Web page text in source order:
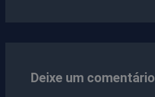
Deixe um comentário